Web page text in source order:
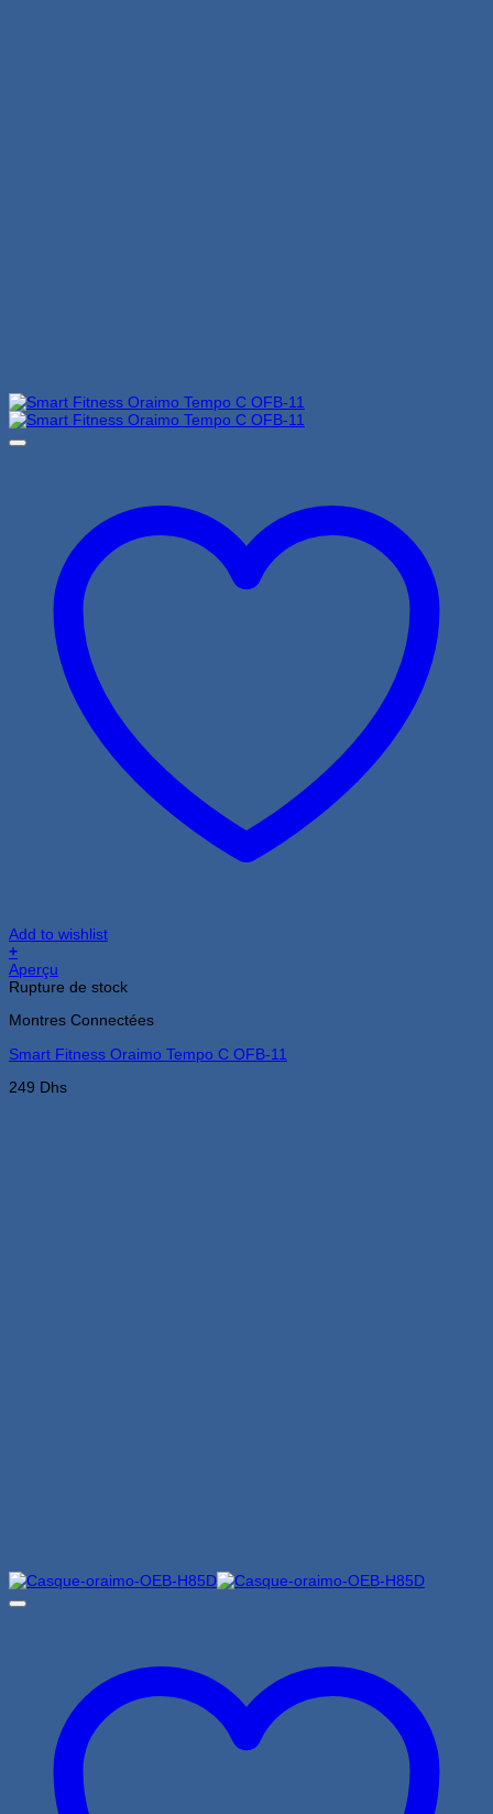
Add to wishlist
+
Aperçu
Rupture de stock
Montres Connectées
Smart Fitness Oraimo Tempo C OFB-11
249 Dhs